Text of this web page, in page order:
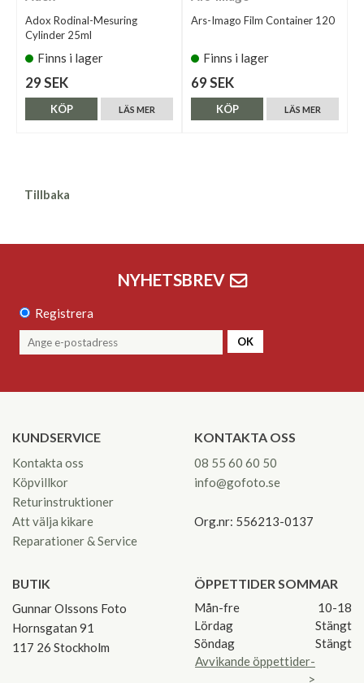
Adox Rodinal-Mesuring
Cylinder 25ml
Finns i lager
29 SEK
LÄS MER
KÖP
Ars-Imago Film Container 120
Finns i lager
69 SEK
LÄS MER
KÖP
Tillbaka
NYHETSBREV
Registrera
OK
KUNDSERVICE
Kontakta oss
Köpvillkor
Returinstruktioner
Att välja kikare
Reparationer & Service
KONTAKTA OSS
08 55 60 60 50
info@gofoto.se
Org.nr: 556213-0137
BUTIK
Gunnar Olssons Foto
Hornsgatan 91
117 26 Stockholm
ÖPPETTIDER SOMMAR
Mån-fre
10-18
Lördag
Stängt
Söndag
Stängt
Avvikande öppettider-
>